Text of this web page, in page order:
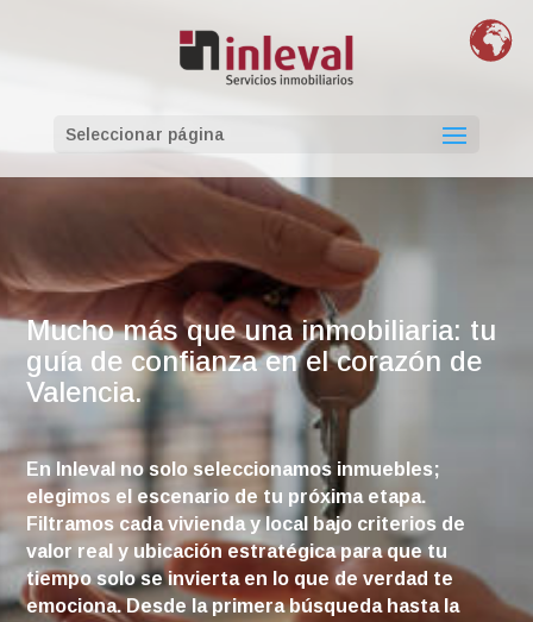
Seleccionar página
Mucho más que una inmobiliaria: tu
guía de confianza en el corazón de
Valencia.
En Inleval no solo seleccionamos inmuebles;
elegimos el escenario de tu próxima etapa.
Filtramos cada vivienda y local bajo criterios de
valor real y ubicación estratégica para que tu
tiempo solo se invierta en lo que de verdad te
emociona. Desde la primera búsqueda hasta la